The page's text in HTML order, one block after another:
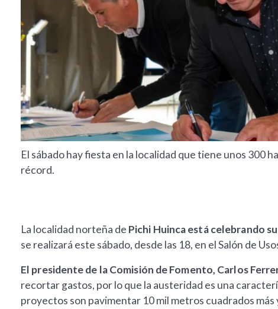
El sábado hay fiesta en la localidad que tiene unos 300
récord.
La localidad norteña de Pichi Huinca está celebrando
se realizará este sábado, desde las 18, en el Salón de
El presidente de la Comisión de Fomento, Carlos
recortar gastos, por lo que la austeridad es una
proyectos son pavimentar 10 mil metros cuadrados